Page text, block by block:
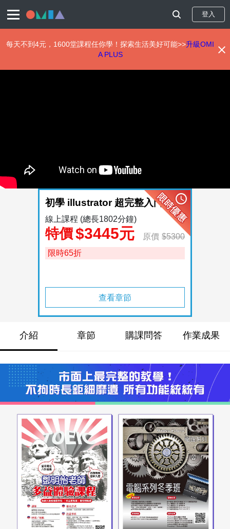
登入
每天不到4元，1600堂課程任你學！探索生活美好可能>>升級OMI
A PLUS
初學 illustrator 超完整入門
線上課程 (總長1802分鐘)
特價$3445元 原價 $5300
限時65折
查看章節
介紹 章節 購課問答 作業成果